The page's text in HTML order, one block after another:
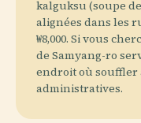
kalguksu (soupe
alignées dans les
₩8,000. Si vous
de Samyang-ro
endroit où souffler
administratives.